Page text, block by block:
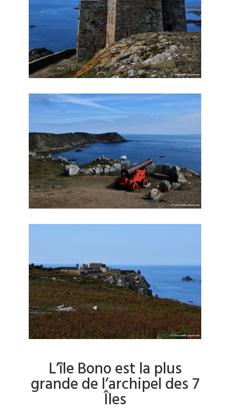
L’île Bono est la plus
grande de l’archipel des 7
Îles